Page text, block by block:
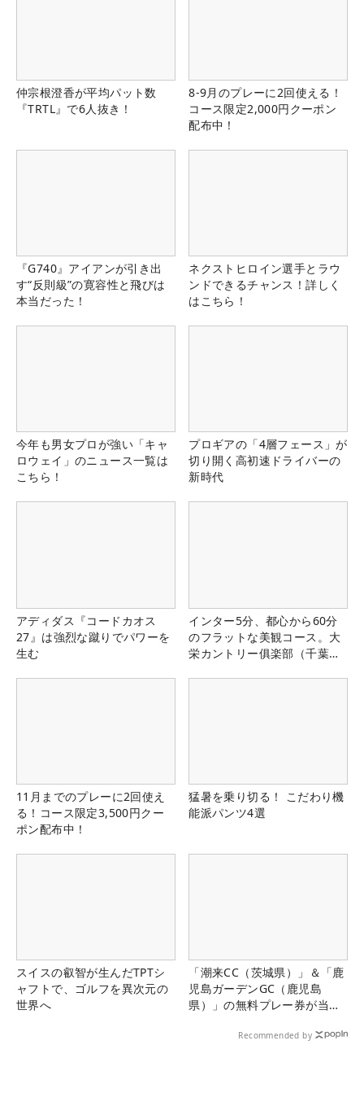
仲宗根澄香が平均パット数
『TRTL』で6人抜き！
8-9月のプレーに2回使える！
コース限定2,000円クーポン
配布中！
『G740』アイアンが引き出
す“反則級”の寛容性と飛びは
本当だった！
ネクストヒロイン選手とラウ
ンドできるチャンス！詳しく
はこちら！
今年も男女プロが強い「キャ
ロウェイ」のニュース一覧は
こちら！
プロギアの「4層フェース」が
切り開く高初速ドライバーの
新時代
アディダス『コードカオス
27』は強烈な蹴りでパワーを
生む
インター5分、都心から60分
のフラットな美観コース。大
栄カントリー俱楽部（千葉
11月までのプレーに2回使え
る！コース限定3,500円クー
ポン配布中！
猛暑を乗り切る！ こだわり機
能派パンツ4選
スイスの叡智が生んだTPTシ
ャフトで、ゴルフを異次元の
世界へ
「潮来CC（茨城県）」＆「鹿
児島ガーデンGC（鹿児島
県）」の無料プレー券が当た
Recommended by